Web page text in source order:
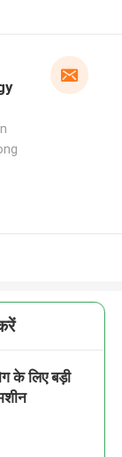
के लिए बड़ी